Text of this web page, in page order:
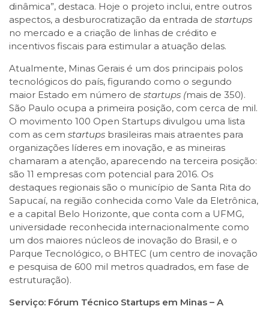
dinâmica”, destaca. Hoje o projeto inclui, entre outros
aspectos, a desburocratização da entrada de startups
no mercado e a criação de linhas de crédito e
incentivos fiscais para estimular a atuação delas.
Atualmente, Minas Gerais é um dos principais polos
tecnológicos do país, figurando como o segundo
maior Estado em número de startups (mais de 350).
São Paulo ocupa a primeira posição, com cerca de mil.
O movimento 100 Open Startups divulgou uma lista
com as cem startups brasileiras mais atraentes para
organizações líderes em inovação, e as mineiras
chamaram a atenção, aparecendo na terceira posição:
são 11 empresas com potencial para 2016. Os
destaques regionais são o município de Santa Rita do
Sapucaí, na região conhecida como Vale da Eletrônica,
e a capital Belo Horizonte, que conta com a UFMG,
universidade reconhecida internacionalmente como
um dos maiores núcleos de inovação do Brasil, e o
Parque Tecnológico, o BHTEC (um centro de inovação
e pesquisa de 600 mil metros quadrados, em fase de
estruturação).
Serviço: Fórum Técnico Startups em Minas – A